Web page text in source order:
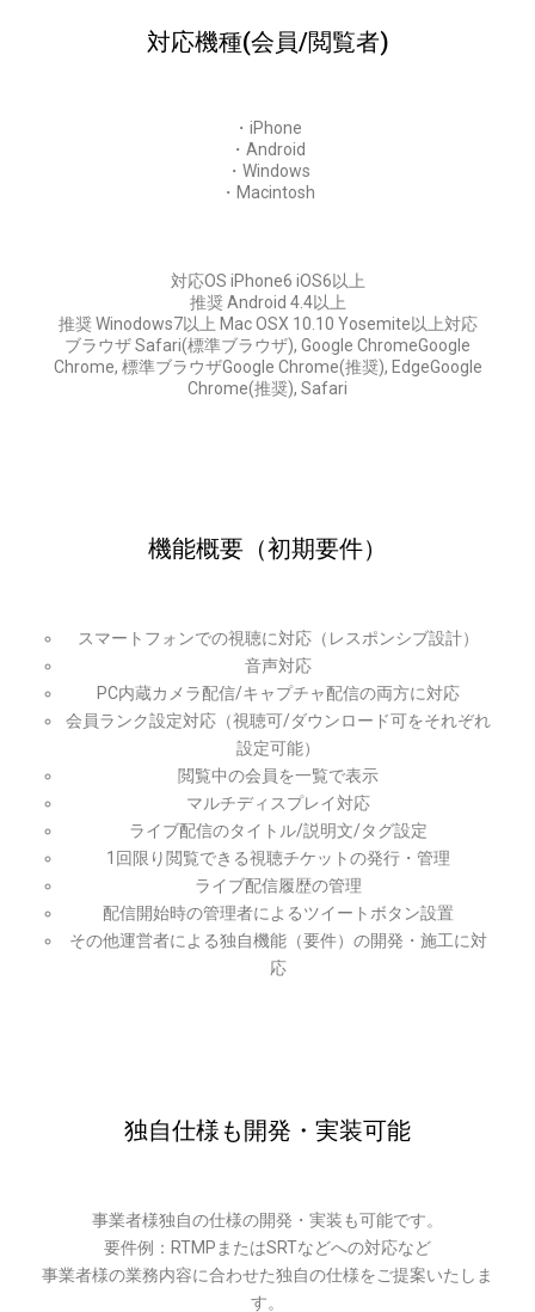
対応機種(会員/閲覧者)
・iPhone
・Android
・Windows
・Macintosh
対応OS iPhone6 iOS6以上
推奨 Android 4.4以上
推奨 Winodows7以上 Mac OSX 10.10 Yosemite以上対応
ブラウザ Safari(標準ブラウザ), Google ChromeGoogle
Chrome, 標準ブラウザGoogle Chrome(推奨), EdgeGoogle
Chrome(推奨), Safari
機能概要（初期要件）
スマートフォンでの視聴に対応（レスポンシブ設計）
音声対応
PC内蔵カメラ配信/キャプチャ配信の両方に対応
会員ランク設定対応（視聴可/ダウンロード可をそれぞれ
設定可能）
閲覧中の会員を一覧で表示
マルチディスプレイ対応
ライブ配信のタイトル/説明文/タグ設定
1回限り閲覧できる視聴チケットの発行・管理
ライブ配信履歴の管理
配信開始時の管理者によるツイートボタン設置
その他運営者による独自機能（要件）の開発・施工に対
応
独自仕様も開発・実装可能
事業者様独自の仕様の開発・実装も可能です。
要件例：RTMPまたはSRTなどへの対応など
事業者様の業務内容に合わせた独自の仕様をご提案いたしま
す。